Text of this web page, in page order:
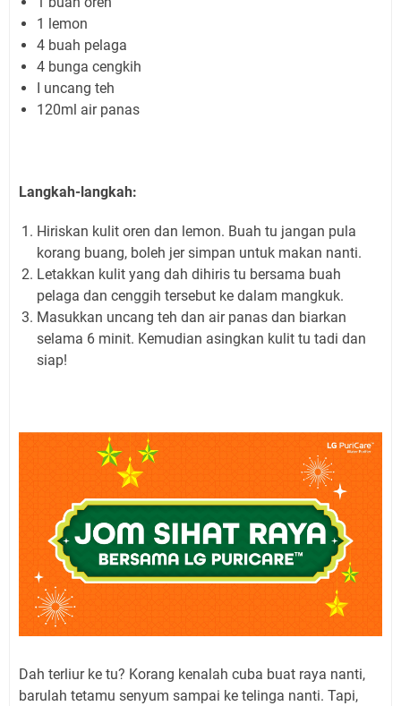
1 lemon
4 buah pelaga
4 bunga cengkih
I uncang teh
120ml air panas
Langkah-langkah:
Hiriskan kulit oren dan lemon. Buah tu jangan pula
korang buang, boleh jer simpan untuk makan nanti.
Letakkan kulit yang dah dihiris tu bersama buah
pelaga dan cenggih tersebut ke dalam mangkuk.
Masukkan uncang teh dan air panas dan biarkan
selama 6 minit. Kemudian asingkan kulit tu tadi dan
siap!
Dah terliur ke tu? Korang kenalah cuba buat raya nanti,
barulah tetamu senyum sampai ke telinga nanti. Tapi,